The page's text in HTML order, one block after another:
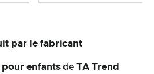
par le fabricant
pour enfants de TA Trend